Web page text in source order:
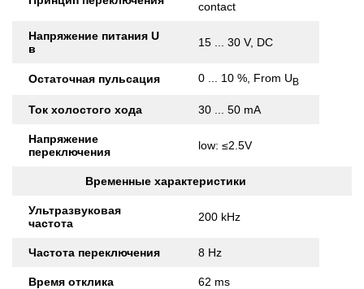
contact
Напряжение питания U
в
15 ... 30 V, DC
Остаточная пульсация 0 ... 10 %, From UB
Ток холостого хода 30 ... 50 mA
Напряжение
переключения
low: ≤2.5V
Временные характеристики
Ультразвуковая
частота
200 kHz
Частота переключения 8 Hz
Время отклика 62 ms